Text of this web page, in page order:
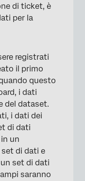
di ticket, è
per la
registrati
il primo
questo
i dati
del dataset.
i dati dei
di dati
un
set di dati e
set di dati
saranno